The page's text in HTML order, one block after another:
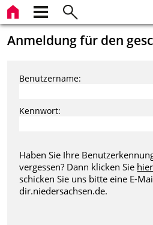
Anmeldung für den
Benutzername:
Kennwort:
Haben Sie Ihre
vergessen? Dann klicken Sie hier
schicken Sie uns bitte eine E-
dir.niedersachsen.de.